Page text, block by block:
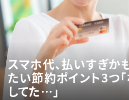
スマホ代、払いすぎか
たい節約ポイント3つ
してた…」